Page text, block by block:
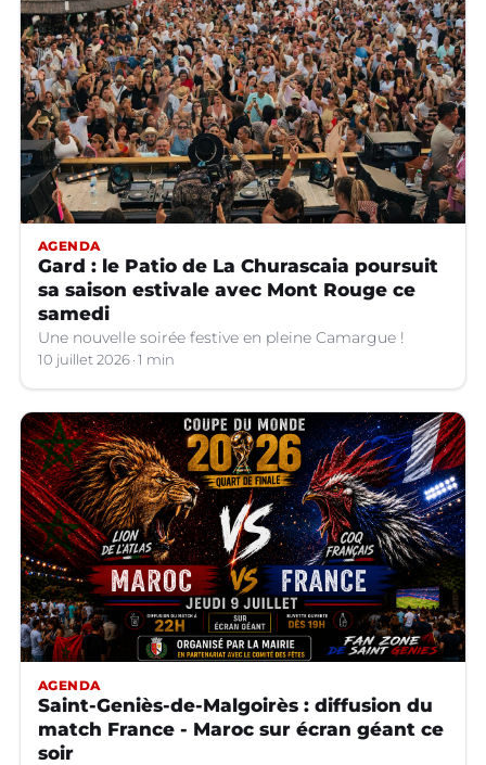
AGENDA
Gard : le Patio de La Churascaia poursuit
sa saison estivale avec Mont Rouge ce
samedi
Une nouvelle soirée festive en pleine Camargue !
10 juillet 2026 1 min
AGENDA
Saint-Geniès-de-Malgoirès : diffusion du
match France - Maroc sur écran géant ce
soir